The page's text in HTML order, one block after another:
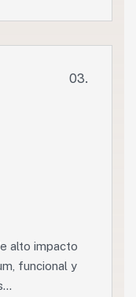
03.
alto impacto
funcional y